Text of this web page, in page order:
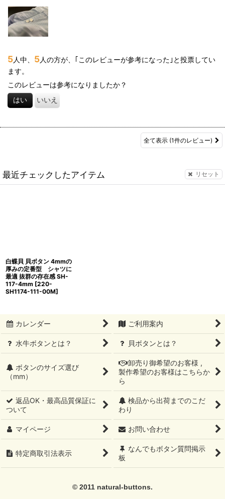
5人中、 5人の方が、｢このレビューが参考になった｣と投票してい
ます。
このレビューは参考になりましたか？
はい いいえ
全て表示 (1件のレビュー)
最近チェックしたアイテム リセット
白蝶貝 貝ボタン 4mmの
厚みの定番型 シャツに
最適 抜群の存在感 SH-
117-4mm [220-
SH1174-111-00M]
カレンダー ご利用案内
水牛ボタンとは？ 貝ボタンとは？
ボタンのサイズ選び
（mm）
卸売り御希望のお客様 ,
製作希望のお客様はこちらか
ら
返品OK・最高品質保証に
ついて
検品から出荷までのこだ
わり
マイページ お問い合わせ
特定商取引法表示
なんでもボタン質問掲示
板
© 2011 natural-buttons.